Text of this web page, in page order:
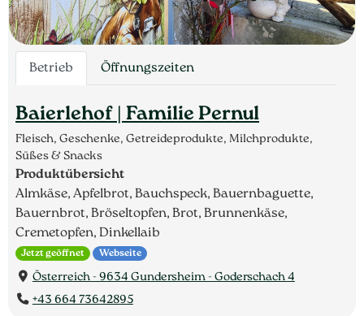
Betrieb Öffnungszeiten
Baierlehof | Familie Pernul
Fleisch, Geschenke, Getreideprodukte, Milchprodukte,
Süßes & Snacks
Produktübersicht
Almkäse, Apfelbrot, Bauchspeck, Bauernbaguette,
Bauernbrot, Bröseltopfen, Brot, Brunnenkäse,
Cremetopfen, Dinkellaib
Jetzt geöffnet Webseite
Österreich - 9634 Gundersheim - Goderschach 4
+43 664 73642895